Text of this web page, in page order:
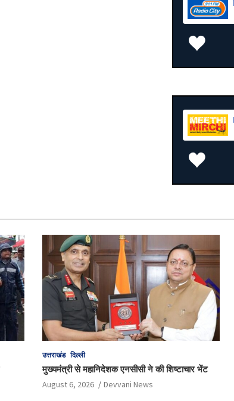
उत्तराखंड दिल्ली
मुख्यमंत्री से महानिदेशक एनसीसी ने की शिष्टाचार भेंट
August 6, 2026 Devvani News